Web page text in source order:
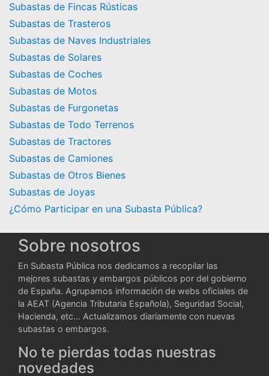
Subastas de Fincas Rústicas
Subastas de Trasteros
Subastas de Naves Industriales
Subastas de Solares
Subastas de Coches
Subastas de Motos
Subastas de Furgonetas
Subastas de Todo Terrenos
Subastas de Tractores
Subastas de Camiones
Subastas de Otros Bienes
Subastas de Joyas
¿Cómo Participar en una Subasta Pública?
Sobre nosotros
En Subasta Pública nos dedicamos a recopilar las
mejores subastas y embargos públicos por del gobierno
de España. Agrupamos información de webs oficiales de
la AEAT (Agencia Tributaria Española), Seguridad Social,
Hacienda, etc... Actualizamos diariamente con nuevas
subastas o embargos.
No te pierdas todas nuestras
novedades